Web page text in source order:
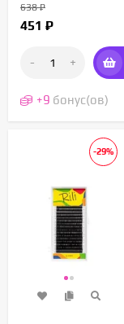
638₽
451 ₽
- +
+9 бонус(ов)
-29%